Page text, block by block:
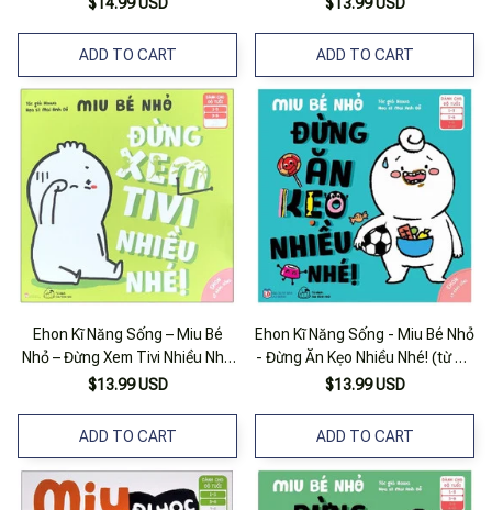
$14.99 USD
ADD TO CART
$13.99 USD
ADD TO CART
Ehon Kĩ Năng Sống – Miu Bé
Nhỏ – Đừng Xem Tivi Nhiều Nhé
(Từ 1 – 6 Tuổi)
$13.99 USD
ADD TO CART
Ehon Kĩ Năng Sống - Miu Bé Nhỏ
- Đừng Ăn Kẹo Nhiều Nhé! (từ 1 -
6 Tuổi)
$13.99 USD
ADD TO CART